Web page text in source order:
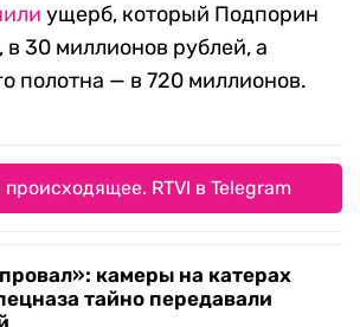
ущерб, который Подпорин
в 30 миллионов рублей, а
полотна — в 720 миллионов.
RTVI в Telegram
камеры на катерах
тайно передавали